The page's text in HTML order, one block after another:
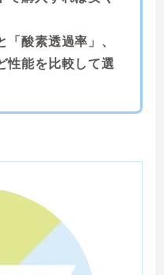
「酸素透過率」、
性能を比較して選